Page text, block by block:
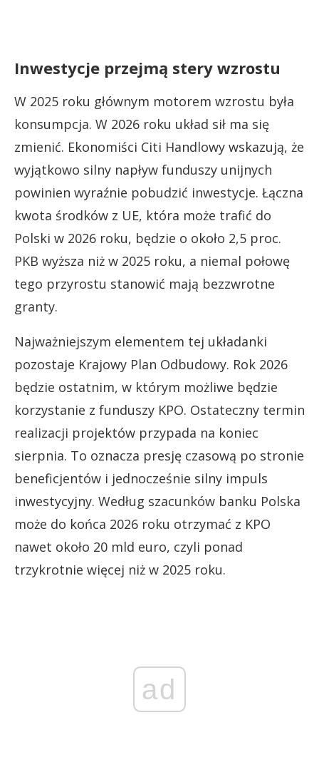
Inwestycje przejmą stery wzrostu
W 2025 roku głównym motorem wzrostu była
konsumpcja. W 2026 roku układ sił ma się
zmienić. Ekonomiści Citi Handlowy wskazują, że
wyjątkowo silny napływ funduszy unijnych
powinien wyraźnie pobudzić inwestycje. Łączna
kwota środków z UE, która może trafić do
Polski w 2026 roku, będzie o około 2,5 proc.
PKB wyższa niż w 2025 roku, a niemal połowę
tego przyrostu stanowić mają bezzwrotne
granty.
Najważniejszym elementem tej układanki
pozostaje Krajowy Plan Odbudowy. Rok 2026
będzie ostatnim, w którym możliwe będzie
korzystanie z funduszy KPO. Ostateczny termin
realizacji projektów przypada na koniec
sierpnia. To oznacza presję czasową po stronie
beneficjentów i jednocześnie silny impuls
inwestycyjny. Według szacunków banku Polska
może do końca 2026 roku otrzymać z KPO
nawet około 20 mld euro, czyli ponad
trzykrotnie więcej niż w 2025 roku.
ad